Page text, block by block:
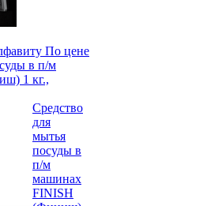
По цене
в п/м
1 кг.,
Средство
для
мытья
посуды в
п/м
машинах
FINISH